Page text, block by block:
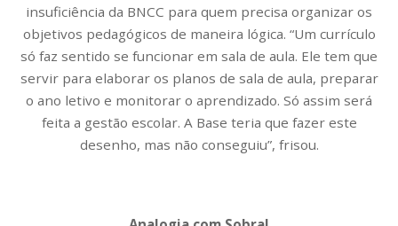
insuficiência da BNCC para quem precisa organizar os
objetivos pedagógicos de maneira lógica. “Um currículo
só faz sentido se funcionar em sala de aula. Ele tem que
servir para elaborar os planos de sala de aula, preparar
o ano letivo e monitorar o aprendizado. Só assim será
feita a gestão escolar. A Base teria que fazer este
desenho, mas não conseguiu”, frisou.